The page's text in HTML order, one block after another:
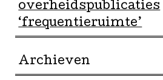
overheidspublicaties
‘frequentieruimte’
Archieven